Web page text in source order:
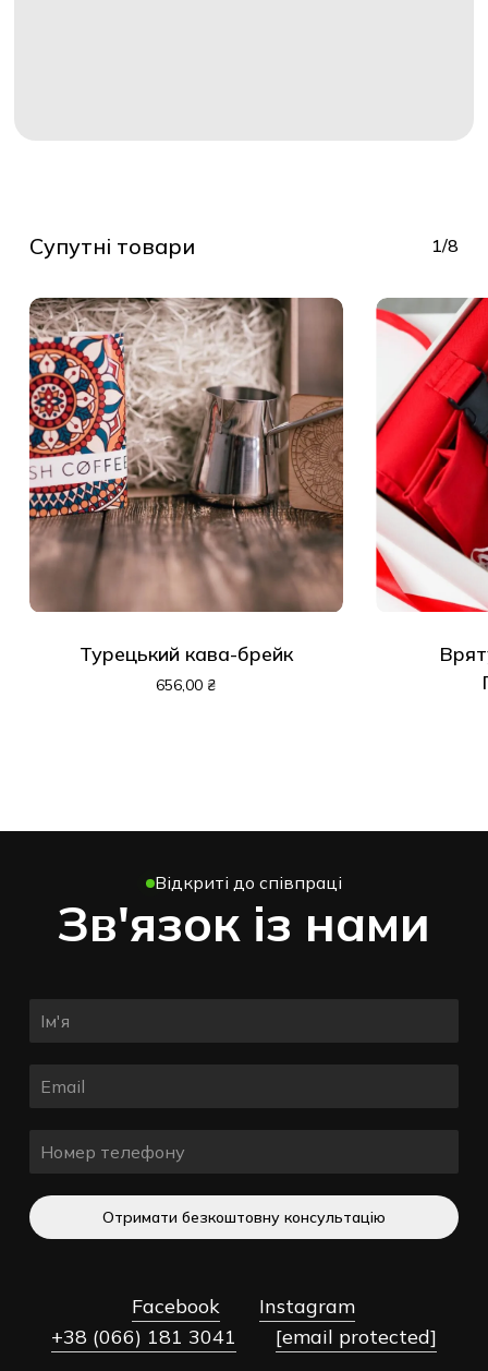
Супутні товари 1/8
Турецький кава-брейк
656,00 ₴
Відкриті до співпраці
Зв'язок із нами
Отримати безкоштовну консультацію
Facebook
Instagram
+38 (066) 181 3041
[email protected]